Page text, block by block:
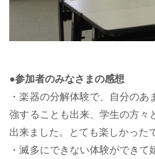
●参加者のみなさまの感想
・楽器の分解体験で、自分の
強することも出来、学生の方々
出来ました。とても楽しかった
・滅多にできない体験ができ